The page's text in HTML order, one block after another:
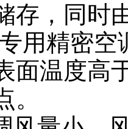
存，同时
用精密
面温度高